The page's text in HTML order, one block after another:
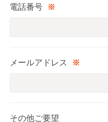
電話番号 ※
メールアドレス ※
その他ご要望